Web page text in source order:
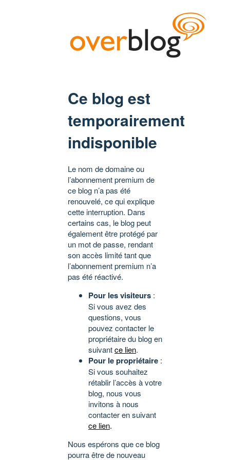
Ce blog est
temporairement
indisponible
Le nom de domaine ou
l’abonnement premium de
ce blog n’a pas été
renouvelé, ce qui explique
cette interruption. Dans
certains cas, le blog peut
également être protégé par
un mot de passe, rendant
son accès limité tant que
l’abonnement premium n’a
pas été réactivé.
Pour les visiteurs :
Si vous avez des
questions, vous
pouvez contacter le
propriétaire du blog en
suivantce lien.
Pour le propriétaire :
Si vous souhaitez
rétablir l’accès à votre
blog, nous vous
invitons à nous
contacter en suivant
ce lien.
Nous espérons que ce blog
pourra être de nouveau